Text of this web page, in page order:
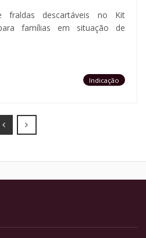
fraldas descartáveis no Kit
famílias em situação de
Indicação
Prev Next